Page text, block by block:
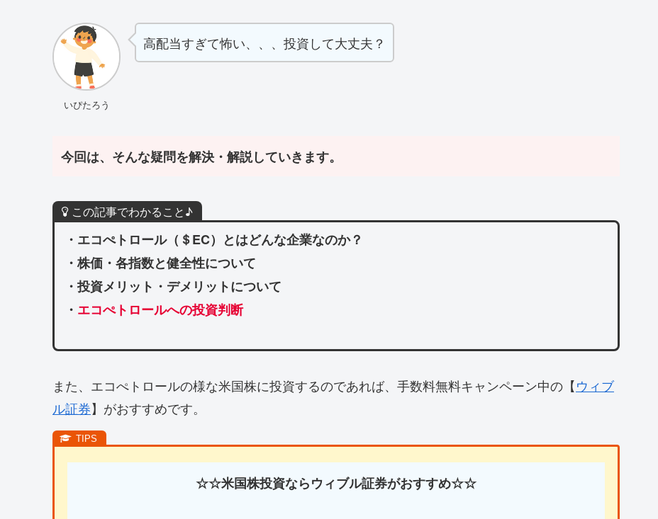
いぴたろう
高配当すぎて怖い、、、投資して大丈夫？
今回は、そんな疑問を解決・解説していきます。
この記事でわかること♪
・エコぺトロール（＄EC）とはどんな企業なのか？
・株価・各指数と健全性について
・投資メリット・デメリットについて
・ エコぺトロールへの投資判断
また、エコぺトロールの様な米国株に投資するのであれば、手数料無料キャンペーン中の【ウィブ
ル証券】がおすすめです。
☆☆米国株投資ならウィブル証券がおすすめ☆☆